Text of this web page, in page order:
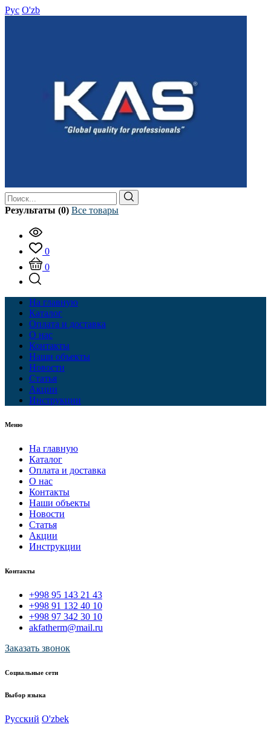
Рус O'zb
Результаты (0) Все товары
0
0
На главную
Каталог
Оплата и доставка
О нас
Контакты
Наши объекты
Новости
Статья
Акции
Инструкции
Меню
На главную
Каталог
Оплата и доставка
О нас
Контакты
Наши объекты
Новости
Статья
Акции
Инструкции
Контакты
+998 95 143 21 43
+998 91 132 40 10
+998 97 342 30 10
akfatherm@mail.ru
Заказать звонок
Социальные сети
Выбор языка
Русский O'zbek